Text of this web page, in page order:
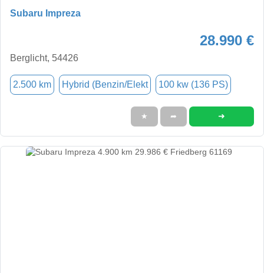
Subaru Impreza
28.990 €
Berglicht, 54426
2.500 km Hybrid (Benzin/Elekt 100 kw (136 PS)
★ ➦ ➜